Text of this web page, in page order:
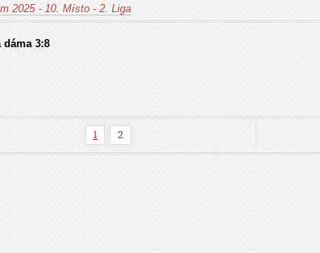
2025 - 10. Místo - 2. Liga
dáma 3:8
1 2